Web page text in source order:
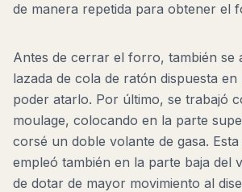
de manera repetida para obtener el
Antes de cerrar el forro, también se
lazada de cola de ratón dispuesta en
poder atarlo. Por último, se trabajó
moulage, colocando en la parte
corsé un doble volante de gasa. Esta
empleó también en la parte baja del
de dotar de mayor movimiento al